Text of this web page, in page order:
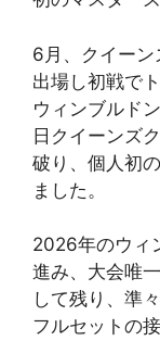
6月、クイー
出場し初戦で
ウィンブルド
日クイーンズ
破り、個人初
ました。
2026年のウィ
進み、大会唯
して残り、準
フルセットの